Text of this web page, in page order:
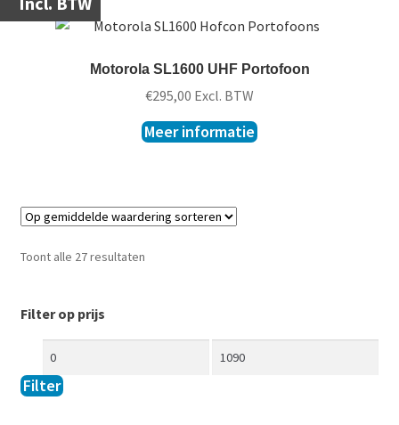
Motorola SL1600 UHF Portofoon
€295,00 Excl. BTW
Meer informatie
Toont alle 27 resultaten
Filter op prijs
Filter